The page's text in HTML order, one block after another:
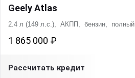
Geely Atlas
2.4 л (149 л.с.), АКПП, бензин, полный
1 865 000 ₽
Рассчитать кредит